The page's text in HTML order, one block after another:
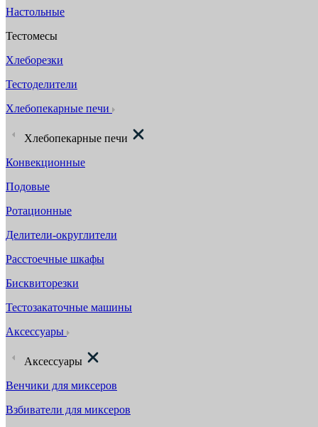
Настольные
Тестомесы
Хлеборезки
Тестоделители
Хлебопекарные печи
Хлебопекарные печи
Конвекционные
Подовые
Ротационные
Делители-округлители
Расстоечные шкафы
Бисквиторезки
Тестозакаточные машины
Аксессуары
Аксессуары
Венчики для миксеров
Взбиватели для миксеров